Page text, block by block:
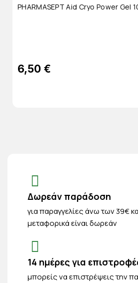
PHARMASEPT Aid Cryo Power Gel
6,50 €
Δωρεάν παράδοση
για παραγγελίες άνω των 39€
μεταφορικά είναι δωρεάν
14 ημέρες για
μπορείς να επιστρέψεις την